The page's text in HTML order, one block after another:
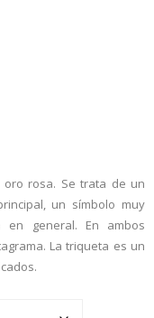
rosa. Se trata de un
un símbolo muy
en general. En ambos
La triqueta es un